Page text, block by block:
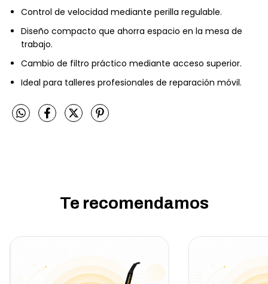
Control de velocidad mediante perilla regulable.
Diseño compacto que ahorra espacio en la mesa de
trabajo.
Cambio de filtro práctico mediante acceso superior.
Ideal para talleres profesionales de reparación móvil.
Te recomendamos